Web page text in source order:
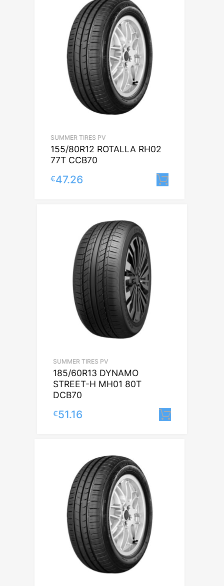
SUMMER TIRES PV
155/80R12 ROTALLA RH02
77T CCB70
€47.26
SUMMER TIRES PV
185/60R13 DYNAMO
STREET-H MH01 80T
DCB70
€51.16